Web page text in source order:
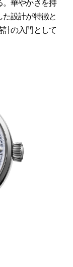
。華やかさを持
設計が特徴と
計の入門として